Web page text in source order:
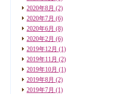
2020年8月 (2)
2020年7月 (6)
2020年6月 (8)
2020年2月 (6)
2019年12月 (1)
2019年11月 (2)
2019年10月 (1)
2019年8月 (2)
2019年7月 (1)